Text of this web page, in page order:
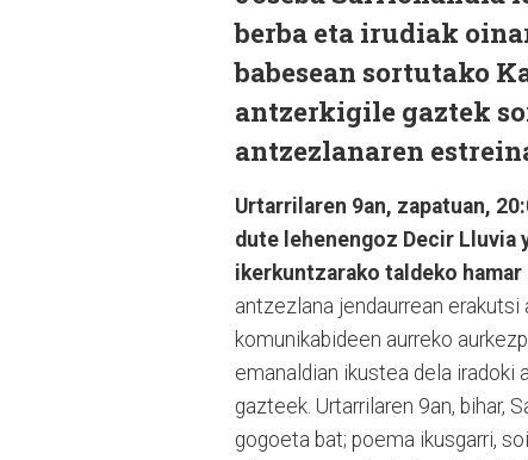
berba eta irudiak
babesean sortutako
antzerkigile gaztek
antzezlanaren
Urtarrilaren 9an, zapatuan,
dute lehenengoz Decir Lluvia
ikerkuntzarako taldeko
antzezlana jendaurrean
komunikabideen aurreko
emanaldian ikustea dela iradoki
gazteek. Urtarrilaren 9an, bihar,
gogoeta bat; poema ikusgarri,